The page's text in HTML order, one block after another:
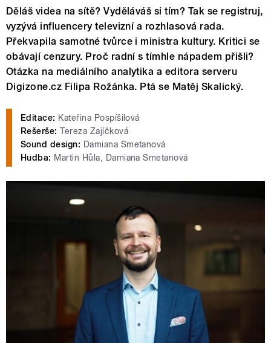
Děláš videa na sítě? Vyděláváš si tím? Tak se registruj,
vyzývá influencery televizní a rozhlasová rada.
Překvapila samotné tvůrce i ministra kultury. Kritici se
obávají cenzury. Proč radní s tímhle nápadem přišli?
Otázka na mediálního analytika a editora serveru
Digizone.cz Filipa Rožánka. Ptá se Matěj Skalický.
Editace: Kateřina Pospíšilová
Rešerše:Tereza Zajíčková
Sound design: Damiana Smetanová
Hudba: Martin Hůla, Damiana Smetanová